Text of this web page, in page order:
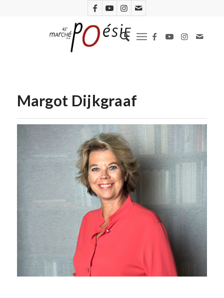
Margot Dijkgraaf
Margot Dijkgraaf (Chris Van Houts)